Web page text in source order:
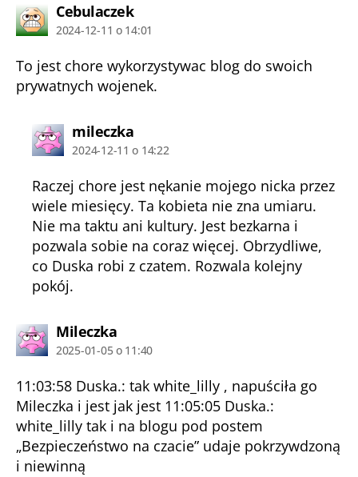
Cebulaczekkomentarz:
2024-12-11 o 14:01
To jest chore wykorzystywac blog do swoich
prywatnych wojenek.
mileczkakomentarz:
2024-12-11 o 14:22
Raczej chore jest nękanie mojego nicka przez
wiele miesięcy. Ta kobieta nie zna umiaru.
Nie ma taktu ani kultury. Jest bezkarna i
pozwala sobie na coraz więcej. Obrzydliwe,
co Duska robi z czatem. Rozwala kolejny
pokój.
Mileczkakomentarz:
2025-01-05 o 11:40
11:03:58 Duska.: tak white_lilly , napuściła go
Mileczka i jest jak jest 11:05:05 Duska.:
white_lilly tak i na blogu pod postem
„Bezpieczeństwo na czacie” udaje pokrzywdzoną
i niewinną